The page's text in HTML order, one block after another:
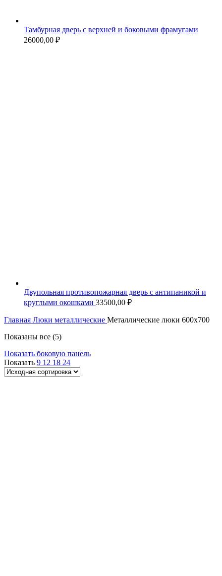
Тамбурная дверь с верхней и боковыми фрамугами
26000,00 ₽
Двупольная противопожарная дверь с антипаникой и
круглыми окошками 33500,00 ₽
Главная Люки металлические Металлические люки 600x700
Показаны все (5)
Показать боковую панель
Показать 9 12 18 24